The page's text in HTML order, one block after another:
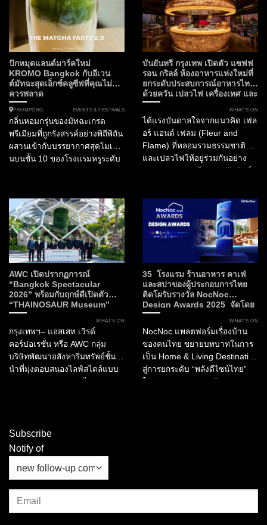
กำลังจะเปลี่ยนค่ำคืนต้นเดือน
มิถุนายนนี้ให้เป็นมื้ออาหารที่น่า
จดจำที่สุดแห่งปี โรงแรมสยาม
เคมปินสกี้ กรุงเทพฯ เตรียมเปิด
ประตูต้อนรับ “Masque” ห้อง
อาหารอันดับ 1 ของประเทศ
อินเดีย และอันดับ 15 ของ
เอเชีย...
ประสบการณ์อาหารไทยที่ก้าว
ข้ามขีดจำกัดเดิมๆ ห้ามพลาด
ความร่วมมือครั้งสำคัญใน
กิจกรรม Tastes of Thailand
2026 เมื่อ ห้องอาหารไทย
ฟร้อนท์รูม (Front Room)...
ปักหมุดแลนด์มาร์คใหม่
KROMO Bangkok กับอีเวน
ต์มัทฉะสุดเอ็กซ์คลูซีฟที่คุณไม่
ควรพลาด
PROMPONG EVENTS & FESTIVALS
กลิ่นหอมกรุ่นของมัทฉะเกรด
พรีเมียมที่ถูกรังสรรค์อย่างพิถีพิถัน
ผสานเข้ากับบรรยากาศสุดโมเดิร์
นบนชั้น 10 ของโรงแรมหรูระดับ
ของกรุงเทพมหานคร นี่คือการก
ลับมาอย่างยิ่งใหญ่ของ The
Matcha Party 2.0 ที่...
บันยันทรี กรุงเทพ เปิดตัว แซฟฟ
รอน กริลล์ ห้องอาหารแห่งใหม่ที่
ยกระดับประสบการณ์อาหารไทย
ด้วยควัน เปลวไฟ เครื่องเทศ และ
ความยั่งยืน
WHAT’S ON
ได้แรงบันดาลใจจากแนวคิด เฟล
อร์ แอนด์ เฟลม (Fleur and
Flame) ที่หลอมรวมธรรมชาติ
และเปลวไฟให้อยู่ร่วมกันอย่าง
Flame ถ่ายทอดพลัง...
AWC เปิดปรากฏการณ์
“Bangkok Spectacular
2026” พร้อมกับฤกษ์ดีเปิดตัว
“THAINOSAUR Museum”
เพื่อมอบประสบการณ์ใหม่แห่ง
ศิลปะ วัฒนธรรม และการเรียนรู้สู่
กรุงเทพฯ
WHAT’S ON
กรุงเทพฯ– แอสเสท เวิรด์
คอร์ปอเรชั่น หรือ AWC กลุ่ม
บริษัทพัฒนาอสังหาริมทรัพย์ชั้น
นำที่มุ่งตอบสนองไลฟ์สไตล์แบบ
35 โรงแรม ร้านอาหาร คาเฟ่
และสปาของผู้ประกอบการไทย
ติดโผรับรางวัล NocNoc
Design Awards 2025 จัดโดย
NocNoc และบิ๊กภาครัฐ ผลักดัน
“พลังดีไซน์” สร้างมูลค่าให้
อุตสาหกรรมการบริการและการ
ท่องเที่ยวไทย
WHAT’S ON
NocNoc แพลตฟอร์มเรื่องบ้าน
ของคนไทย ขยายบทบาทในการ
เป็น Home & Living Destination
สู่การยกระดับ “พลังดีไซน์ไทย”
Subscribe
Notify of